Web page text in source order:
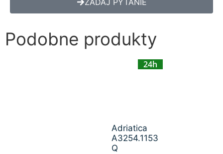
ZADAJ PYTANIE
Podobne produkty
24h
Adriatica
A3254.1153
Q